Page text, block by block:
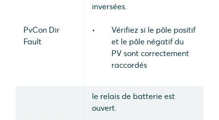
PvCon Dir
Fault
inversées.
Vérifiez si le pôle positif
et le pôle négatif du
PV sont correctement
raccordés
le relais de batterie est
ouvert.